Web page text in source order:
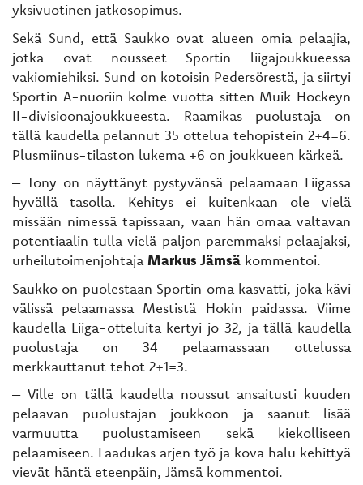
yksivuotinen jatkosopimus.
Sekä Sund, että Saukko ovat alueen omia pelaajia,
jotka ovat nousseet Sportin liigajoukkueessa
vakiomiehiksi. Sund on kotoisin Pedersörestä, ja siirtyi
Sportin A-nuoriin kolme vuotta sitten Muik Hockeyn
II-divisioonajoukkueesta. Raamikas puolustaja on
tällä kaudella pelannut 35 ottelua tehopistein 2+4=6.
Plusmiinus-tilaston lukema +6 on joukkueen kärkeä.
– Tony on näyttänyt pystyvänsä pelaamaan Liigassa
hyvällä tasolla. Kehitys ei kuitenkaan ole vielä
missään nimessä tapissaan, vaan hän omaa valtavan
potentiaalin tulla vielä paljon paremmaksi pelaajaksi,
urheilutoimenjohtajaMarkus Jämsä kommentoi.
Saukko on puolestaan Sportin oma kasvatti, joka kävi
välissä pelaamassa Mestistä Hokin paidassa. Viime
kaudella Liiga-otteluita kertyi jo 32, ja tällä kaudella
puolustaja on 34 pelaamassaan ottelussa
merkkauttanut tehot 2+1=3.
– Ville on tällä kaudella noussut ansaitusti kuuden
pelaavan puolustajan joukkoon ja saanut lisää
varmuutta puolustamiseen sekä kiekolliseen
pelaamiseen. Laadukas arjen työ ja kova halu kehittyä
vievät häntä eteenpäin, Jämsä kommentoi.